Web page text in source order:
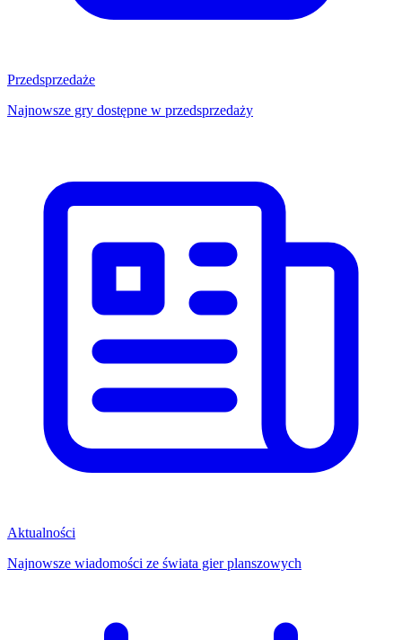
Przedsprzedaże
Najnowsze gry dostępne w przedsprzedaży
Aktualności
Najnowsze wiadomości ze świata gier planszowych